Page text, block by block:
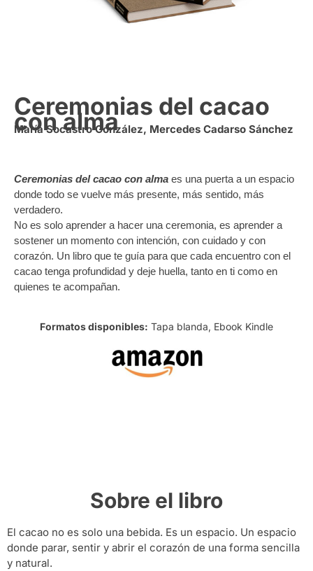
Ceremonias del cacao
con alma
María Socastro González, Mercedes Cadarso Sánchez
Ceremonias del cacao con alma es una puerta a un espacio
donde todo se vuelve más presente, más sentido, más
verdadero.
No es solo aprender a hacer una ceremonia, es aprender a
sostener un momento con intención, con cuidado y con
corazón. Un libro que te guía para que cada encuentro con el
cacao tenga profundidad y deje huella, tanto en ti como en
quienes te acompañan.
Formatos disponibles: Tapa blanda, Ebook Kindle
Sobre el libro
El cacao no es solo una bebida. Es un espacio. Un espacio
donde parar, sentir y abrir el corazón de una forma sencilla
y natural.